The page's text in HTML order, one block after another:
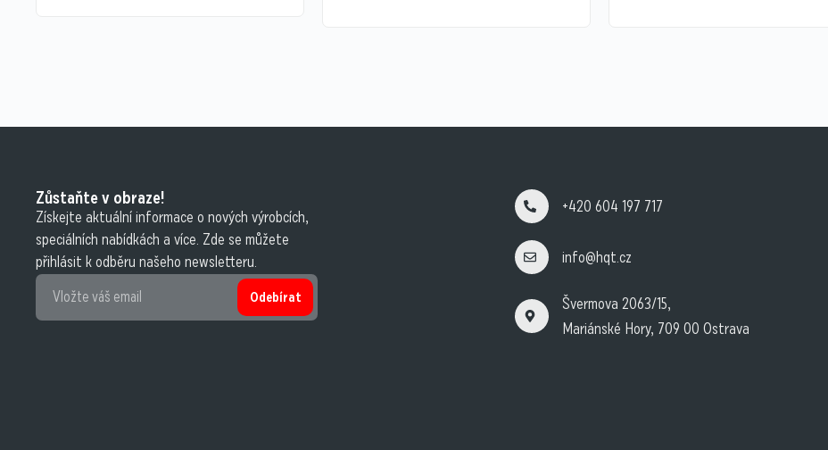
Zůstaňte v obraze!
Získejte aktuální informace o nových výrobcích,
speciálních nabídkách a více. Zde se můžete
přihlásit k odběru našeho newsletteru.
Odebírat
+420 604 197 717
info@hqt.cz
Švermova 2063/15,
Mariánské Hory, 709 00 Ostrava